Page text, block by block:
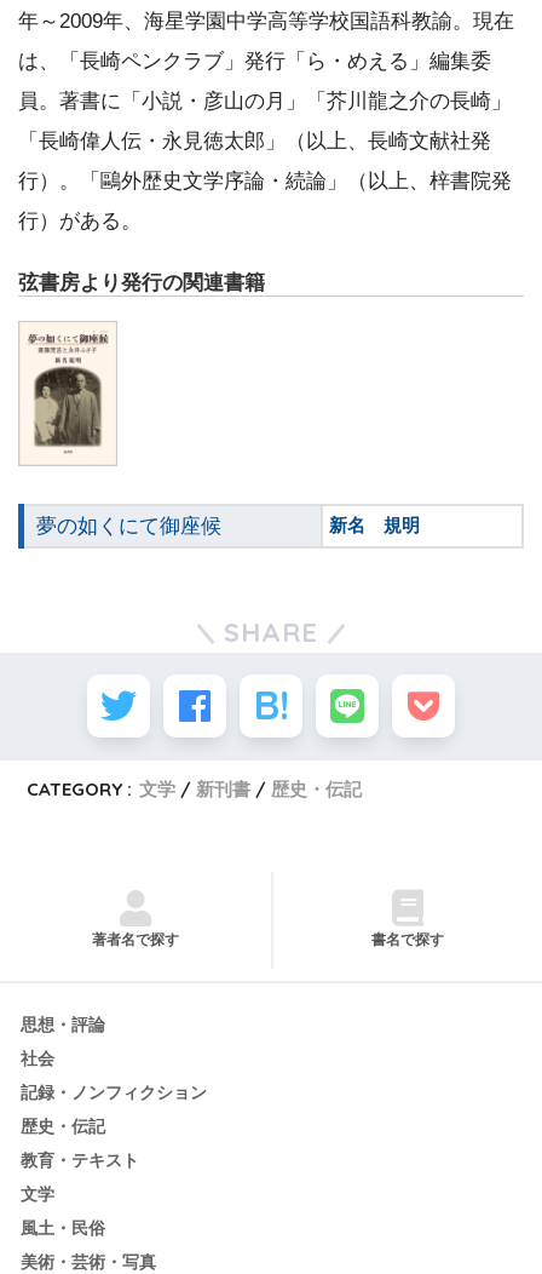
年～2009年、海星学園中学高等学校国語科教諭。現在
は、「長崎ペンクラブ」発行「ら・めえる」編集委
員。著書に「小説・彦山の月」「芥川龍之介の長崎」
「長崎偉人伝・永見徳太郎」（以上、長崎文献社発
行）。「鷗外歴史文学序論・続論」（以上、梓書院発
行）がある。
弦書房より発行の関連書籍
夢の如くにて御座候 新名 規明
SHARE
CATEGORY : 文学 新刊書 歴史・伝記
著者名で探す 書名で探す
思想・評論
社会
記録・ノンフィクション
歴史・伝記
教育・テキスト
文学
風土・民俗
美術・芸術・写真